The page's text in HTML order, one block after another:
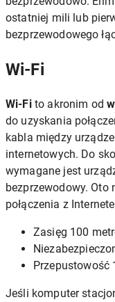
ostatniej mili lub
bezprzewodowego
Wi-Fi
Wi-Fito akronim od
do uzyskania
kabla między
internetowych. Do
wymagane jest
bezprzewodowy. Oto
połączenia z
Zasięg 100
Przepustowość
Jeśli komputer